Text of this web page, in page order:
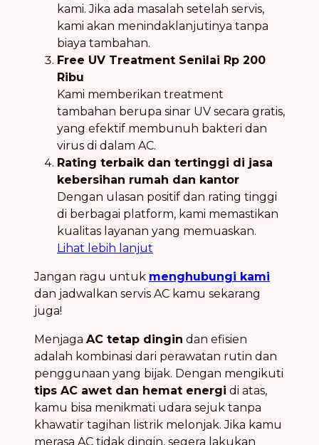
kami. Jika ada masalah setelah servis,
kami akan menindaklanjutinya tanpa
biaya tambahan.
Free UV Treatment Senilai Rp 200
Ribu
Kami memberikan treatment
tambahan berupa sinar UV secara gratis,
yang efektif membunuh bakteri dan
virus di dalam AC.
Rating terbaik dan tertinggi di jasa
kebersihan rumah dan kantor
Dengan ulasan positif dan rating tinggi
di berbagai platform, kami memastikan
kualitas layanan yang memuaskan.
Lihat lebih lanjut
Jangan ragu untuk menghubungi kami
dan jadwalkan servis AC kamu sekarang
juga!
Menjaga AC tetap dingin dan efisien
adalah kombinasi dari perawatan rutin dan
penggunaan yang bijak. Dengan mengikuti
tips AC awet dan hemat energi di atas,
kamu bisa menikmati udara sejuk tanpa
khawatir tagihan listrik melonjak. Jika kamu
merasa AC tidak dingin, segera lakukan